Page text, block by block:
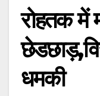
रोहतक में
धमकी